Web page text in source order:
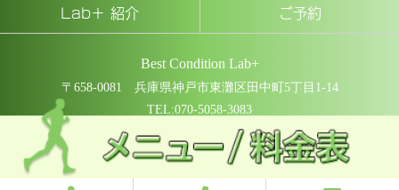
Lab＋ 紹介
ご予約
Best Condition Lab+
〒658-0081 兵庫県神戸市東灘区田中町5丁目1-14
TEL:070-5058-3083
COPYRIGHT © Best Condition Lab+ All rights reserved.